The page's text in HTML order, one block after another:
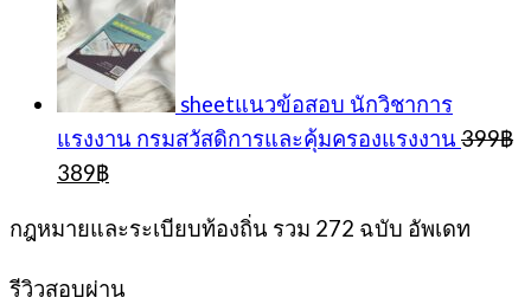
sheetแนวข้อสอบ นักวิชาการ
แรงงาน กรมสวัสดิการและคุ้มครองแรงงาน 399฿
Original
was:
389฿Current
is:
กฎหมายและระเบียบท้องถิ่น รวม 272 ฉบับ อัพเดท
รีวิวสอบผ่าน